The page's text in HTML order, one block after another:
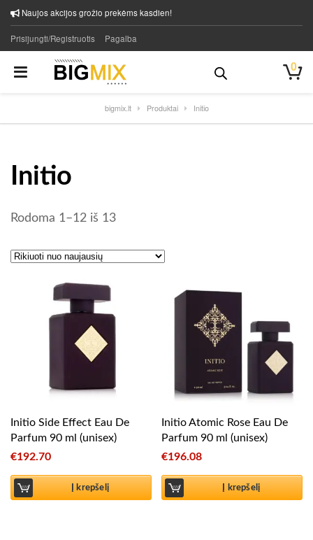
Naujos akcijos grožio prekėms kasdien!
Prisijungti/Registruotis Pagalba
0
bigmix.lt Produktai Initio
Initio
Rodoma 1–12 iš 13Rūšiuojama pagal naujausią
Initio Side Effect Eau De
Parfum 90 ml (unisex)
€192.70
Į krepšelį
Initio Atomic Rose Eau De
Parfum 90 ml (unisex)
€196.08
Į krepšelį